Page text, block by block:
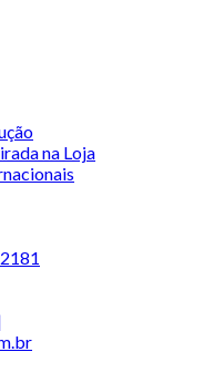
na Loja